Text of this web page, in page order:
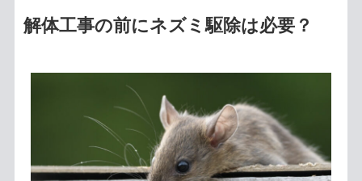
解体工事の前にネズミ駆除は必要？